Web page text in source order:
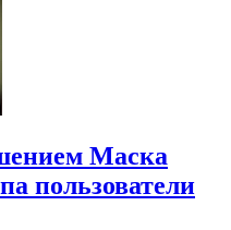
Маска
пользователи